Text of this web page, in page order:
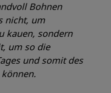
Bohnen
nicht, um
kauen, sondern
um so die
und somit des